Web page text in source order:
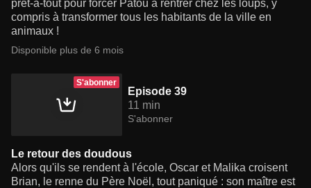
prêt-à-tout pour forcer Patou à rentrer chez les loups, y
compris à transformer tous les habitants de la ville en
animaux !
Disponible plus de 6 mois
S'abonner
Episode 39
11 min
S'abonner
Le retour des doudous
Alors qu'ils se rendent à l'école, Oscar et Malika croisent
Brian, le renne du Père Noël, tout paniqué : son maître est